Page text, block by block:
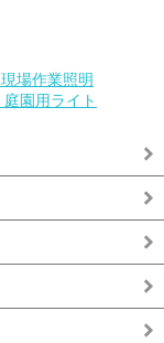
現場作業照明
庭園用ライト